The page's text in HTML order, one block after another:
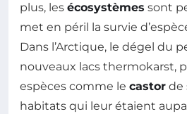
plus, les écosystèmes sont
met en péril la survie
Dans l’Arctique, le dégel du
nouveaux lacs thermokarst,
espèces comme le castor de
habitats qui leur étaient